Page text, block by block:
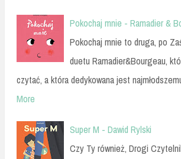
Pokochaj mnie - Ramadier &
Pokochaj mnie to druga, po
duetu Ramadier&Bourgeau,
czytać, a która dedykowana jest
More
Super M - Dawid Rylski
Czy Ty również, Drogi